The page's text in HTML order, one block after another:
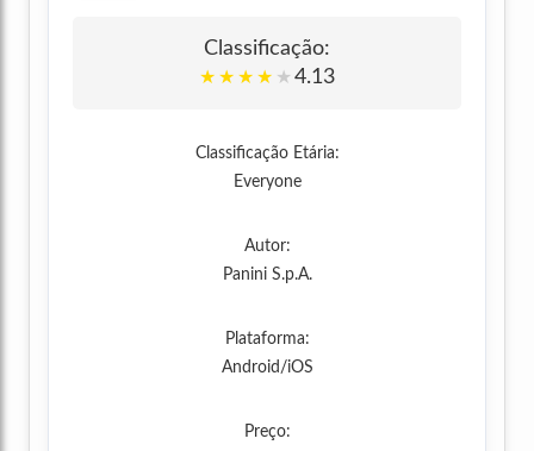
Classificação:
★ ★ ★ ★ ★ 4.13
Classificação Etária:
Everyone
Autor:
Panini S.p.A.
Plataforma:
Android/iOS
Preço: